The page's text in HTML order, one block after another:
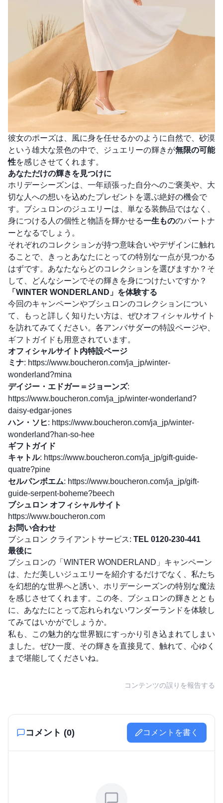
彼女のポーズは、風に身を任せるかのように自然で、砂漠
という雄大な景色の中で、ジュエリーの輝きが無限の可能
性を感じさせてくれます。
あなただけの輝きを見つけに
ホリデーシーズンは、一年頑張った自分へのご褒美や、大
切な人への想いを込めたプレゼントを選ぶ絶好の機会で
す。ブシュロンのジュエリーは、単なる装飾品ではなく、
身につける人の個性と物語を輝かせる一生もののパートナ
ーとなるでしょう。
それぞれのコレクションが持つ意味合いやデザインに触れ
ることで、きっとあなたにとっての特別な一点が見つかる
はずです。あなたならどのコレクションを選びますか？そ
して、どんなシーンでその輝きを身につけたいですか？
「WINTER WONDERLAND」を体験する
今回のキャンペーンやブシュロンのコレクションについ
て、もっと詳しく知りたい方は、ぜひオフィシャルサイト
を訪れてみてください。各アンバサダーの特設ページや、
ギフトガイドも用意されています。
オフィシャルサイト内特設ページ
ミナ: https://www.boucheron.com/ja_jp/winter-
wonderland?mina
デイジー・エドガー＝ジョーンズ:
https://www.boucheron.com/ja_jp/winter-wonderland?
daisy-edgar-jones
ハン・ソヒ: https://www.boucheron.com/ja_jp/winter-
wonderland?han-so-hee
ギフトガイド
キャトル: https://www.boucheron.com/ja_jp/gift-guide-
quatre?pine
セルパンボエム: https://www.boucheron.com/ja_jp/gift-
guide-serpent-boheme?beech
ブシュロン オフィシャルサイト
https://www.boucheron.com
お問い合わせ
ブシュロン クライアントサービス: TEL 0120-230-441
最後に
ブシュロンの「WINTER WONDERLAND」キャンペーン
は、ただ美しいジュエリーを紹介するだけでなく、私たち
を幻想的な世界へと誘い、ホリデーシーズンの特別な魔法
を感じさせてくれます。この冬、ブシュロンの輝きととも
に、あなたにとって忘れられないワンダーランドを体験し
てみてはいかがでしょうか。
私も、この魅力的な世界観にすっかり引き込まれてしまい
ました。ぜひ一度、その輝きを直接見て、触れて、心ゆく
まで堪能してくださいね。
コンテンツの誤りを報告する
コメント (0) コメントを書く